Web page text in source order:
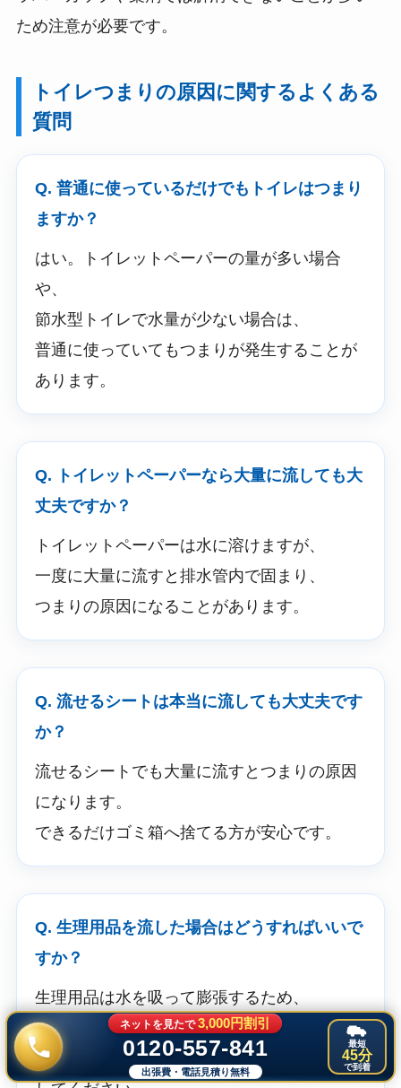
ため注意が必要です。
トイレつまりの原因に関するよくある
質問
Q. 普通に使っているだけでもトイレはつまり
ますか？
はい。トイレットペーパーの量が多い場合
や、
節水型トイレで水量が少ない場合は、
普通に使っていてもつまりが発生することが
あります。
Q. トイレットペーパーなら大量に流しても大
丈夫ですか？
トイレットペーパーは水に溶けますが、
一度に大量に流すと排水管内で固まり、
つまりの原因になることがあります。
Q. 流せるシートは本当に流しても大丈夫です
か？
流せるシートでも大量に流すとつまりの原因
になります。
できるだけゴミ箱へ捨てる方が安心です。
Q. 生理用品を流した場合はどうすればいいで
すか？
生理用品は水を吸って膨張するため、
トイレつまりの原因になります。
無理に流そうとせず、早めに専門業者へ相談
ネットを見たで3,000円割引
0120-557-841
出張費・電話見積り無料
最短
45分
で到着